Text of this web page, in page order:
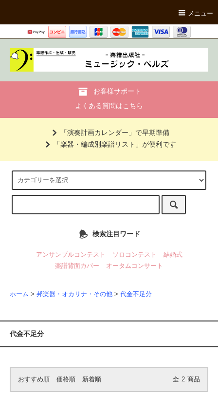
メニュー
お客様サポート
よくある質問はこちら
「演奏計画カレンダー」で早期準備
「楽器・編成別楽譜リスト」が便利です
検索注目ワード
アンサンブルコンテスト ソロコンテスト
結婚式
楽譜背面カバー
オータムコンサート
ホーム > 邦楽器・オカリナ・その他 > 代金不足分
代金不足分
おすすめ順 価格順 新着順 全 2 商品